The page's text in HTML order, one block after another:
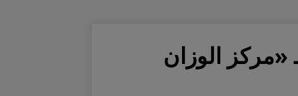
«مركز الوزان